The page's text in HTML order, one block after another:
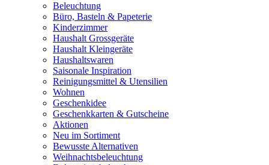
Beleuchtung
Büro, Basteln & Papeterie
Kinderzimmer
Haushalt Grossgeräte
Haushalt Kleingeräte
Haushaltswaren
Saisonale Inspiration
Reinigungsmittel & Utensilien
Wohnen
Geschenkidee
Geschenkkarten & Gutscheine
Aktionen
Neu im Sortiment
Bewusste Alternativen
Weihnachtsbeleuchtung